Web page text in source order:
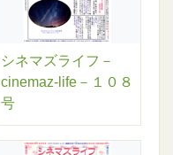
シネマズライフ－
cinemaz-life－１０８
号